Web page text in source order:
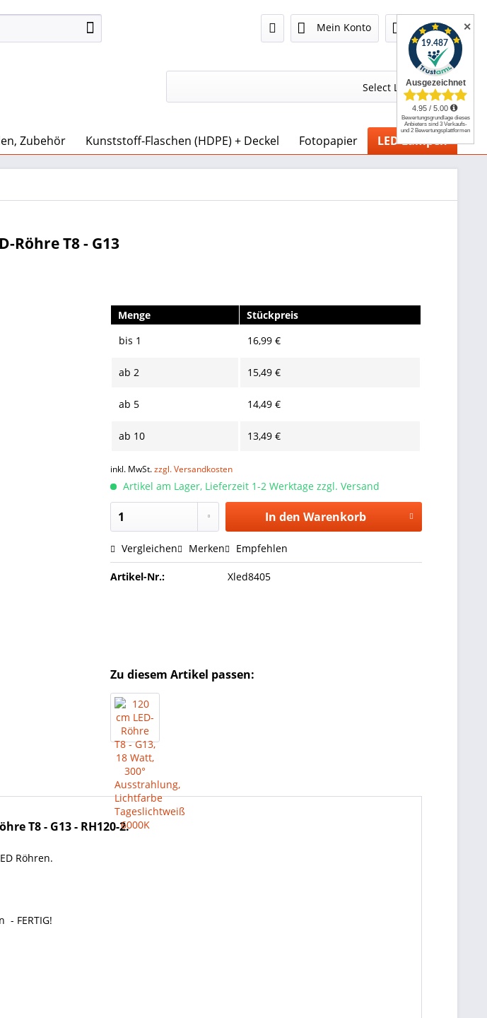
Mein Konto 0,00 €
Select Language▼
Zubehör Kunststoff-Flaschen (HDPE) + Deckel Fotopapier LED Lampen
Röhre T8 - G13
Menge
Stückpreis
bis 1 16,99 €
ab2 15,49 €
ab 5 14,49 €
ab 10 13,49 €
inkl. MwSt.zzgl. Versandkosten
Artikel am Lager, Lieferzeit 1-2 Werktage zzgl. Versand
In den Warenkorb
Vergleichen Merken Empfehlen
Artikel-Nr.: Xled8405
Zu diesem Artikel passen:
T8 - G13 - RH120-2.
Röhren.
- FERTIG!
✕